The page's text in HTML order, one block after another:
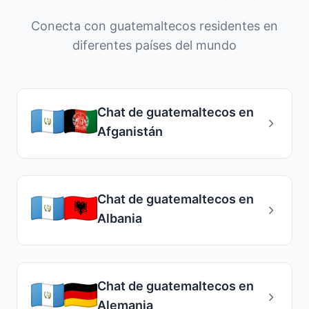
Conecta con guatemaltecos residentes en
diferentes países del mundo
Chat de guatemaltecos en
Afganistán
Chat de guatemaltecos en
Albania
Chat de guatemaltecos en
Alemania